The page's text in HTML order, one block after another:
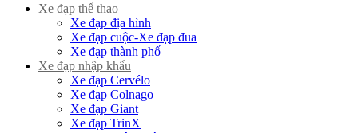
Xe đạp thể thao
Xe đạp địa hình
Xe đạp cuộc-Xe đạp đua
Xe đạp thành phố
Xe đạp nhập khẩu
Xe đạp Cervélo
Xe đạp Colnago
Xe đạp Giant
Xe đạp TrinX